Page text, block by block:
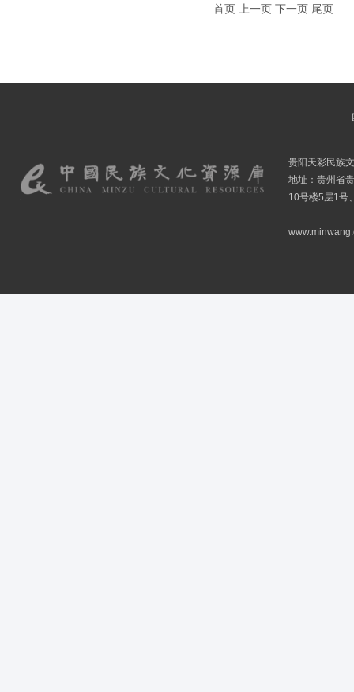
首页 上一页 下一页 尾页
贵阳天彩民族
地址：贵州省
10号楼5层1号